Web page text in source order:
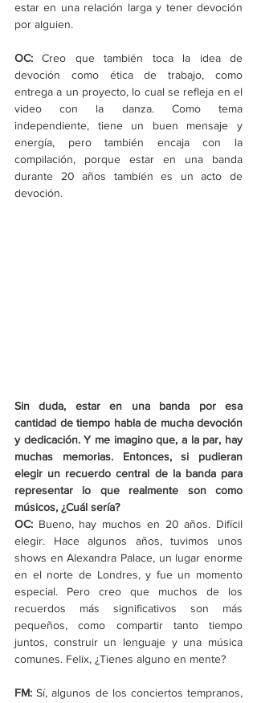
estar en una relación larga y tener devoción
por alguien.
OC: Creo que también toca la idea de
devoción como ética de trabajo, como
entrega a un proyecto, lo cual se refleja en el
video con la danza. Como tema
independiente, tiene un buen mensaje y
energía, pero también encaja con la
compilación, porque estar en una banda
durante 20 años también es un acto de
devoción.
Sin duda, estar en una banda por esa
cantidad de tiempo habla de mucha devoción
y dedicación. Y me imagino que, a la par, hay
muchas memorias. Entonces, si pudieran
elegir un recuerdo central de la banda para
representar lo que realmente son como
músicos, ¿Cuál sería?
OC: Bueno, hay muchos en 20 años. Difícil
elegir. Hace algunos años, tuvimos unos
shows en Alexandra Palace, un lugar enorme
en el norte de Londres, y fue un momento
especial. Pero creo que muchos de los
recuerdos más significativos son más
pequeños, como compartir tanto tiempo
juntos, construir un lenguaje y una música
comunes. Felix, ¿Tienes alguno en mente?
FM: Sí, algunos de los conciertos tempranos,